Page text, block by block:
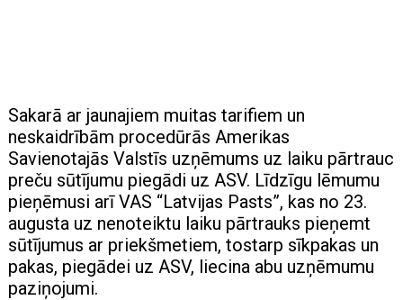
Sakarā ar jaunajiem muitas tarifiem un
neskaidrībām procedūrās Amerikas
Savienotajās Valstīs uzņēmums uz laiku pārtrauc
preču sūtījumu piegādi uz ASV. Līdzīgu lēmumu
pieņēmusi arī VAS “Latvijas Pasts”, kas no 23.
augusta uz nenoteiktu laiku pārtrauks pieņemt
sūtījumus ar priekšmetiem, tostarp sīkpakas un
pakas, piegādei uz ASV, liecina abu uzņēmumu
paziņojumi.